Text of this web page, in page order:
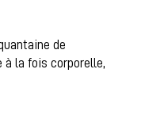
de
à la fois corporelle,